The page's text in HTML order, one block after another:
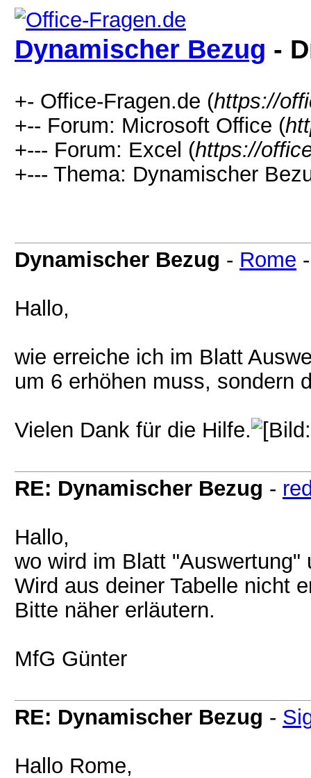
Dynamischer Bezug -
+- Office-Fragen.de (https://
+-- Forum: Microsoft Office (
+--- Forum: Excel (https://
+--- Thema: Dynamischer
Dynamischer Bezug - Rome
Hallo,
wie erreiche ich im Blatt
um 6 erhöhen muss, sondern
Vielen Dank für die Hilfe.
RE: Dynamischer Bezug -
Hallo,
wo wird im Blatt "Auswertung"
Wird aus deiner Tabelle nicht
Bitte näher erläutern.
MfG Günter
RE: Dynamischer Bezug -
Hallo Rome,